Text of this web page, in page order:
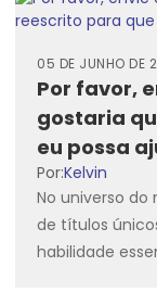
Por favor,
gostaria
eu possa
05 DE JUNHO DE
Por:Kelvin
No universo
de títulos
habilidade